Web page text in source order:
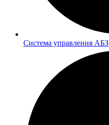
Система управления АБЗ